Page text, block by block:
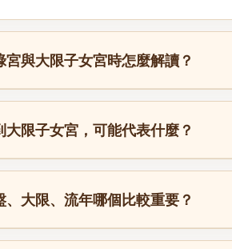
與大限子女宮時怎麼解讀？
限子女宮，可能代表什麼？
大限、流年哪個比較重要？